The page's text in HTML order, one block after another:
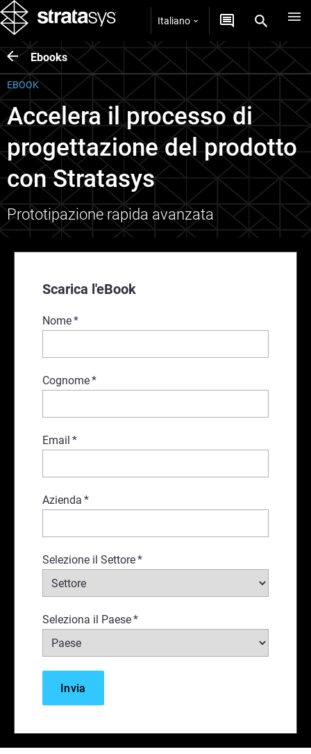
Italiano
Ebooks
Scarica l'eBook
Nome*
Cognome*
Email *
Azienda *
Selezione il Settore*
Seleziona il Paese*
EBOOK
Accelera il processo di
progettazione del prodotto
con Stratasys
Prototipazione rapida avanzata